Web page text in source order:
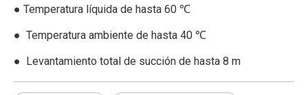
● Temperatura líquida de hasta 60 ℃
● Temperatura ambiente de hasta 40 ℃
● Levantamiento total de succión de hasta 8 m